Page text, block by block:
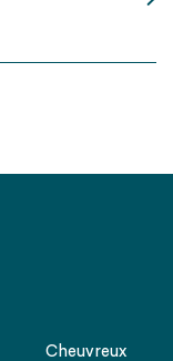
Cheuvreux